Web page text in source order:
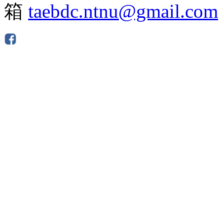
箱 taebdc.ntnu@gmail.com